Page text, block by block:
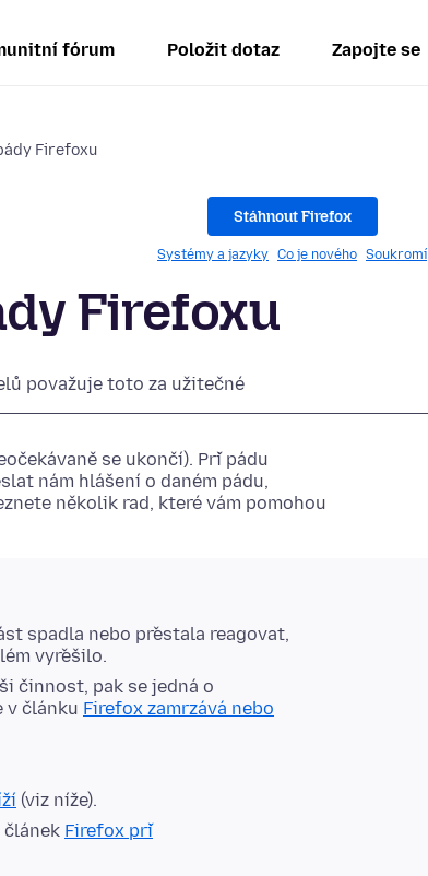
fórum Položit dotaz Zapojte se
Firefoxu
Stáhnout Firefox
Systémy a jazyky Co je nového Soukromí
Firefoxu
považuje toto za užitečné
se ukončí). Při pádu
nám hlášení o daném pádu,
několik rad, které vám pomohou
spadla nebo přestala reagovat,
vyřešilo.
činnost, pak se jedná o
v článku Firefox zamrzává nebo
(viz níže).
Firefox při